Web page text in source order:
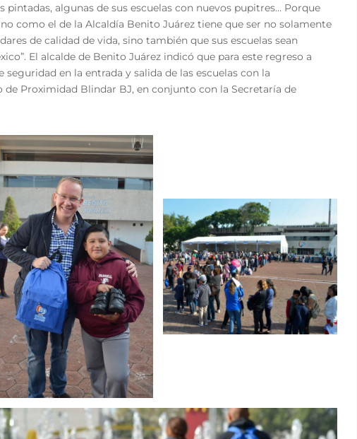
pintadas, algunas de sus escuelas con nuevos pupitres… Porque
como el de la Alcaldía Benito Juárez tiene que ser no solamente
de calidad de vida, sino también que sus escuelas sean
El alcalde de Benito Juárez indicó que para este regreso a
en la entrada y salida de las escuelas con la
Proximidad Blindar BJ, en conjunto con la Secretaría de